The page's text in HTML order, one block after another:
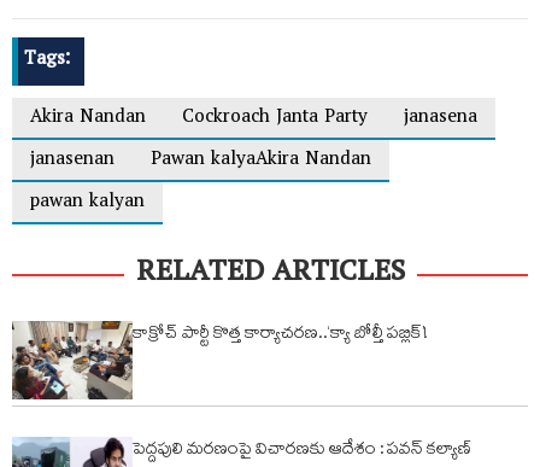
Tags:
Akira Nandan
Cockroach Janta Party
janasena
janasenan
Pawan kalyaAkira Nandan
pawan kalyan
RELATED ARTICLES
కాక్రోచ్ పార్టీ కొత్త కార్యాచరణ..‘క్యా బోల్తీ పబ్లిక్’!
పెద్దపులి మరణంపై విచారణకు ఆదేశం : పవన్ కల్యాణ్